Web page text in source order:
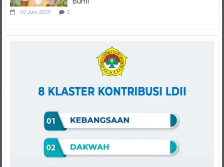
10 Juni 2025 2